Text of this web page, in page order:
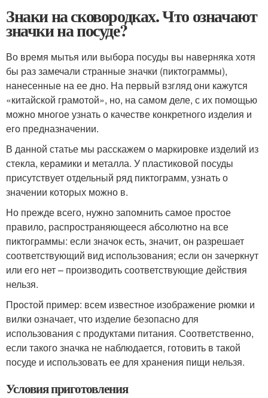
Знаки на сковородках. Что означают
значки на посуде?
Во время мытья или выбора посуды вы наверняка хотя
бы раз замечали странные значки (пиктограммы),
нанесенные на ее дно. На первый взгляд они кажутся
«китайской грамотой», но, на самом деле, с их помощью
можно многое узнать о качестве конкретного изделия и
его предназначении.
В данной статье мы расскажем о маркировке изделий из
стекла, керамики и металла. У пластиковой посуды
присутствует отдельный ряд пиктограмм, узнать о
значении которых можно в.
Но прежде всего, нужно запомнить самое простое
правило, распространяющееся абсолютно на все
пиктограммы: если значок есть, значит, он разрешает
соответствующий вид использования; если он зачеркнут
или его нет – производить соответствующие действия
нельзя.
Простой пример: всем известное изображение рюмки и
вилки означает, что изделие безопасно для
использования с продуктами питания. Соответственно,
если такого значка не наблюдается, готовить в такой
посуде и использовать ее для хранения пищи нельзя.
Условия приготовления